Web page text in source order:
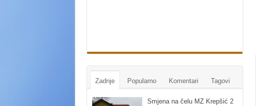
Zadnje Popularno Komentari Tagovi
Smjena na čelu MZ Krepšić 2